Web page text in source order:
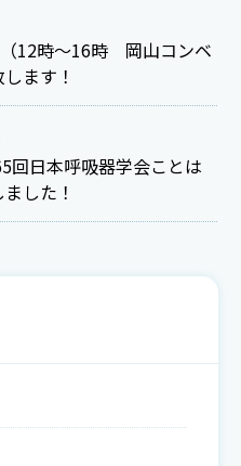
12時～16時 岡山コンベ
ます！
回日本呼吸器学会ことは
した！